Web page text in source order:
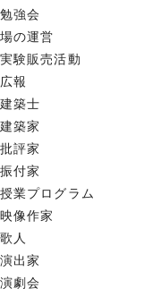
勉強会
場の運営
実験販売活動
広報
建築士
建築家
批評家
振付家
授業プログラム
映像作家
歌人
演出家
演劇会